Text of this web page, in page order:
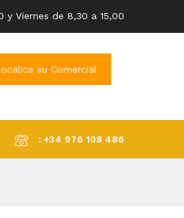
y Viernes de 8,30 a 15,00
su Comercial
: +34 976 108 486